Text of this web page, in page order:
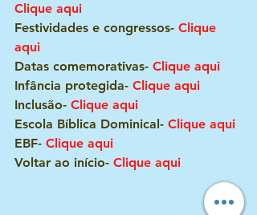
Clique aqui
Festividades e congressos- Clique
aqui
Datas comemorativas- Clique aqui
Infância protegida- Clique aqui
Inclusão- Clique aqui
Escola Bíblica Dominical- Clique aqui
EBF- Clique aqui
Voltar ao início- Clique aqui